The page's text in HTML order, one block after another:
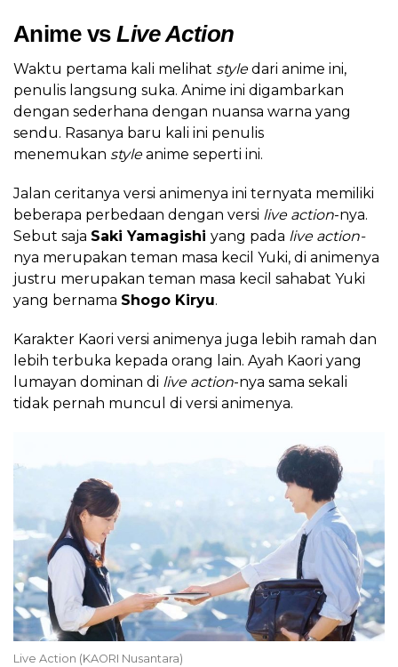
Anime vsLive Action
Waktu pertama kali melihat styledari anime ini,
penulis langsung suka. Anime ini digambarkan
dengan sederhana dengan nuansa warna yang
sendu. Rasanya baru kali ini penulis
menemukan styleanime seperti ini.
Jalan ceritanya versi animenya ini ternyata memiliki
beberapa perbedaan dengan versi live action-nya.
Sebut saja Saki Yamagishi yang pada live action-
nya merupakan teman masa kecil Yuki, di animenya
justru merupakan teman masa kecil sahabat Yuki
yang bernama Shogo Kiryu.
Karakter Kaori versi animenya juga lebih ramah dan
lebih terbuka kepada orang lain. Ayah Kaori yang
lumayan dominan di live action-nya sama sekali
tidak pernah muncul di versi animenya.
Live Action (KAORI Nusantara)